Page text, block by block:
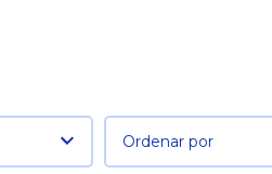
Ordenar por